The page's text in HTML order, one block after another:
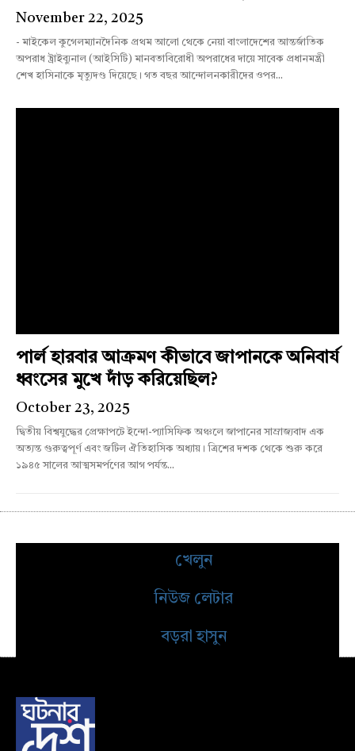
November 22, 2025
- মাইকেল কুগেলম্যানদৈনিক প্রথম আলো থেকে নেয়া বাংলাদেশের আন্তর্জাতিক
অপরাধ ট্রাইব্যুনাল (আইসিটি) মানবতাবিরোধী অপরাধের দায়ে সাবেক প্রধানমন্ত্রী
শেখ হাসিনাকে মৃত্যুদণ্ড দিয়েছে। গত বছর আন্দোলনকারীদের ওপর...
পার্ল হারবার আক্রমণ কীভাবে জাপানকে অনিবার্য
ধ্বংসের মুখে দাঁড় করিয়েছিল?
October 23, 2025
দ্বিতীয় বিশ্বযুদ্ধের প্রেক্ষাপটে ইন্দো-প্যাসিফিক অঞ্চলে জাপানের সাম্রাজ্যবাদ এক
অত্যন্ত গুরুত্বপূর্ণ এবং জটিল ঐতিহাসিক অধ্যায়। ত্রিশের দশক থেকে শুরু করে
১৯৪৫ সালের আত্মসমর্পণের আগ পর্যন্ত...
খেলুন
নিউজ লেটার
বড়রা হাসুন